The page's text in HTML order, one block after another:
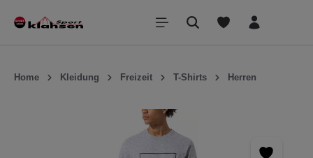
springen
Home Kleidung Freizeit T-Shirts Herren